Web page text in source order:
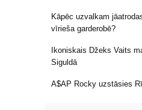
Kāpēc uzvalkam
vīrieša garderobē?
Ikoniskais Džeks Vaits
Siguldā
A$AP Rocky uzstāsies